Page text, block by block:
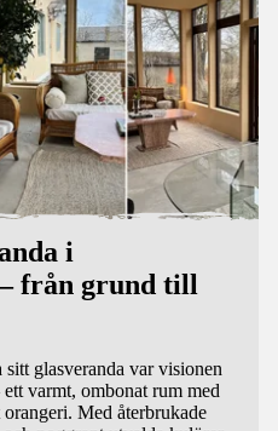
i
från grund till
glasveranda var visionen
varmt, ombonat rum med
Med återbrukade